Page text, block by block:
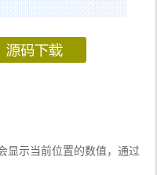
显示当前位置的数值，通过